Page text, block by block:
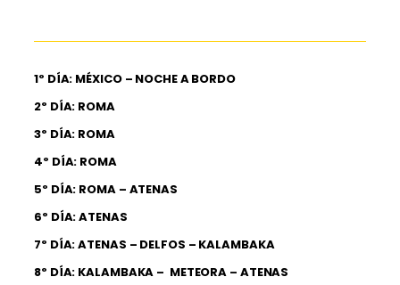
1º DÍA: MÉXICO – NOCHE A BORDO
2º DÍA: ROMA
3º DÍA: ROMA
4º DÍA: ROMA
5º DÍA: ROMA – ATENAS
6º DÍA: ATENAS
7º DÍA: ATENAS – DELFOS – KALAMBAKA
8º DÍA: KALAMBAKA – METEORA – ATENAS